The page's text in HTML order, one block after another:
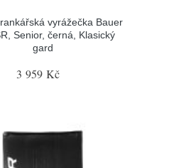
vyrážečka Bauer
Senior, černá, Klasický
gard
3 959 Kč